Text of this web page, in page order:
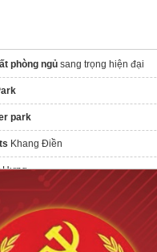
phòng ngủ​ sang trọng hiện đại
park
Khang Điền
Sun Group